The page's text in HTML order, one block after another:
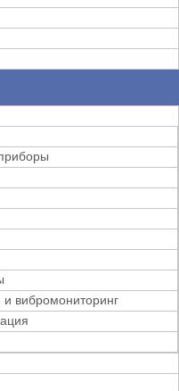
вибромониторинг